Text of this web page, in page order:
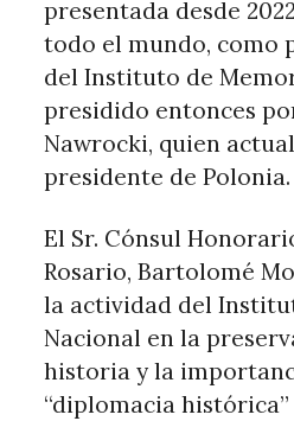
presentada desde
todo el mundo, como
del Instituto de
presidido entonces
Nawrocki, quien
presidente de Polonia.
El Sr. Cónsul
Rosario, Bartolomé
la actividad del
Nacional en la
historia y la
“diplomacia